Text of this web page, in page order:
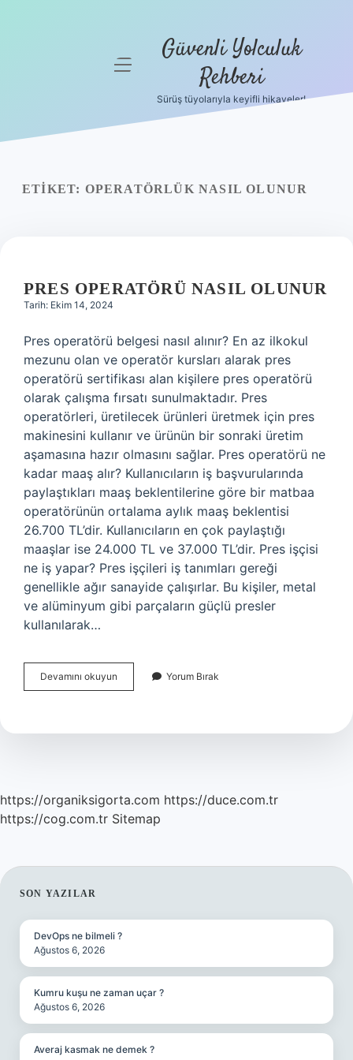
menüyü Güvenli Yolculuk
Rehberi
Sürüş tüyolarıyla keyifli hikayeler!
ETIKET: OPERATÖRLÜK NASIL OLUNUR
PRES OPERATÖRÜ NASIL OLUNUR
Tarih: Ekim 14, 2024
Pres operatörü belgesi nasıl alınır? En az ilkokul
mezunu olan ve operatör kursları alarak pres
operatörü sertifikası alan kişilere pres operatörü
olarak çalışma fırsatı sunulmaktadır. Pres
operatörleri, üretilecek ürünleri üretmek için pres
makinesini kullanır ve ürünün bir sonraki üretim
aşamasına hazır olmasını sağlar. Pres operatörü ne
kadar maaş alır? Kullanıcıların iş başvurularında
paylaştıkları maaş beklentilerine göre bir matbaa
operatörünün ortalama aylık maaş beklentisi
26.700 TL’dir. Kullanıcıların en çok paylaştığı
maaşlar ise 24.000 TL ve 37.000 TL’dir. Pres işçisi
ne iş yapar? Pres işçileri iş tanımları gereği
genellikle ağır sanayide çalışırlar. Bu kişiler, metal
ve alüminyum gibi parçaların güçlü presler
kullanılarak…
Devamını okuyun
Operatörü
Yorum Bırak
https://organiksigorta.com https://duce.com.tr
https://cog.com.tr Sitemap
SIDEBAR
SON YAZILAR
DevOps ne bilmeli ?
Ağustos 6, 2026
Kumru kuşu ne zaman uçar ?
Ağustos 6, 2026
Averaj kasmak ne demek ?